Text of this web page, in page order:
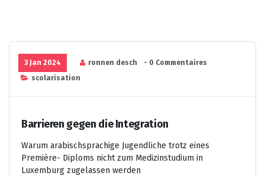
3 Jan 2024 ronnen desch
- 0 Commentaires
scolarisation
Barrieren gegen die Integration
Warum arabischsprachige Jugendliche trotz eines
Première- Diploms nicht zum Medizinstudium in
Luxemburg zugelassen werden